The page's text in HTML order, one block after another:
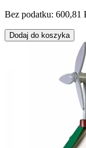
Bez podatku: 600,81
Dodaj do koszyka